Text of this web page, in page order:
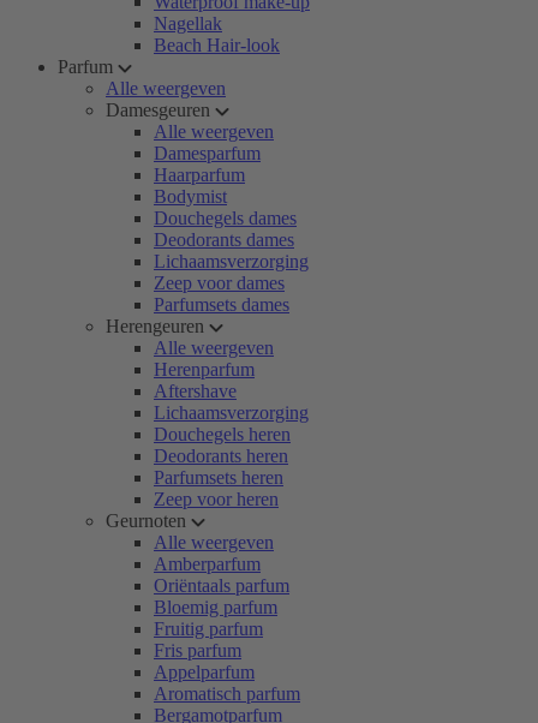
Nagellak
Beach Hair-look
Parfum
Alle weergeven
Damesgeuren
Alle weergeven
Damesparfum
Haarparfum
Bodymist
Douchegels dames
Deodorants dames
Lichaamsverzorging
Zeep voor dames
Parfumsets dames
Herengeuren
Alle weergeven
Herenparfum
Aftershave
Lichaamsverzorging
Douchegels heren
Deodorants heren
Parfumsets heren
Zeep voor heren
Geurnoten
Alle weergeven
Amberparfum
Oriëntaals parfum
Bloemig parfum
Fruitig parfum
Fris parfum
Appelparfum
Aromatisch parfum
Bergamotparfum